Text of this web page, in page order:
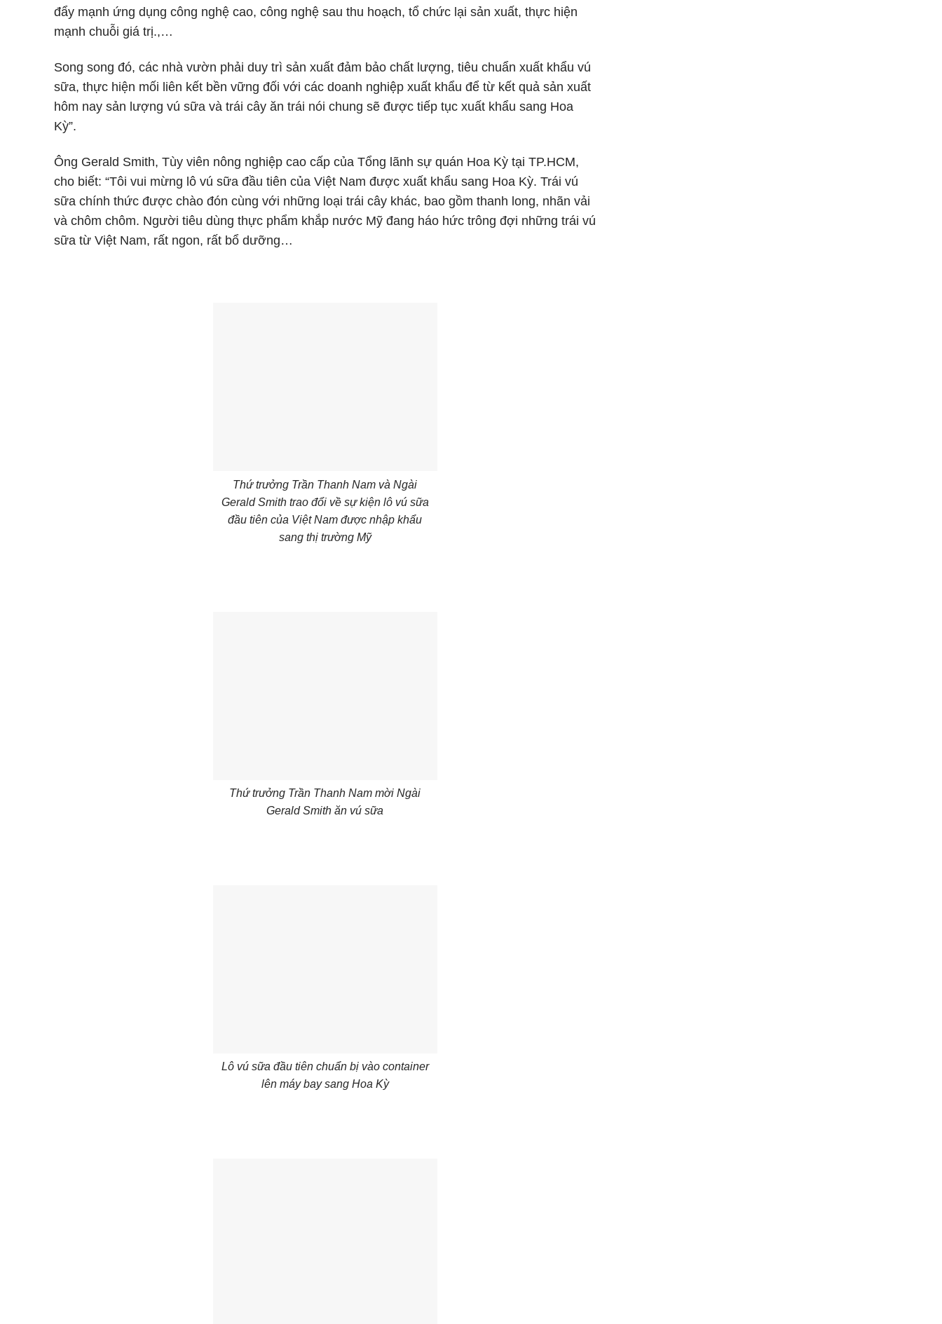
đẩy mạnh ứng dụng công nghệ cao, công nghệ sau thu hoạch, tổ chức lại sản xuất, thực hiện
mạnh chuỗi giá trị.,…
Song song đó, các nhà vườn phải duy trì sản xuất đảm bảo chất lượng, tiêu chuẩn xuất khẩu vú
sữa, thực hiện mối liên kết bền vững đối với các doanh nghiệp xuất khẩu để từ kết quả sản xuất
hôm nay sản lượng vú sữa và trái cây ăn trái nói chung sẽ được tiếp tục xuất khẩu sang Hoa
Kỳ”.
Ông Gerald Smith, Tùy viên nông nghiệp cao cấp của Tổng lãnh sự quán Hoa Kỳ tại TP.HCM,
cho biết: “Tôi vui mừng lô vú sữa đầu tiên của Việt Nam được xuất khẩu sang Hoa Kỳ. Trái vú
sữa chính thức được chào đón cùng với những loại trái cây khác, bao gồm thanh long, nhãn vải
và chôm chôm. Người tiêu dùng thực phẩm khắp nước Mỹ đang háo hức trông đợi những trái vú
sữa từ Việt Nam, rất ngon, rất bổ dưỡng…
Thứ trưởng Trần Thanh Nam và Ngài
Gerald Smith trao đổi về sự kiện lô vú sữa
đầu tiên của Việt Nam được nhập khẩu
sang thị trường Mỹ
Thứ trưởng Trần Thanh Nam mời Ngài
Gerald Smith ăn vú sữa
Lô vú sữa đầu tiên chuẩn bị vào container
lên máy bay sang Hoa Kỳ